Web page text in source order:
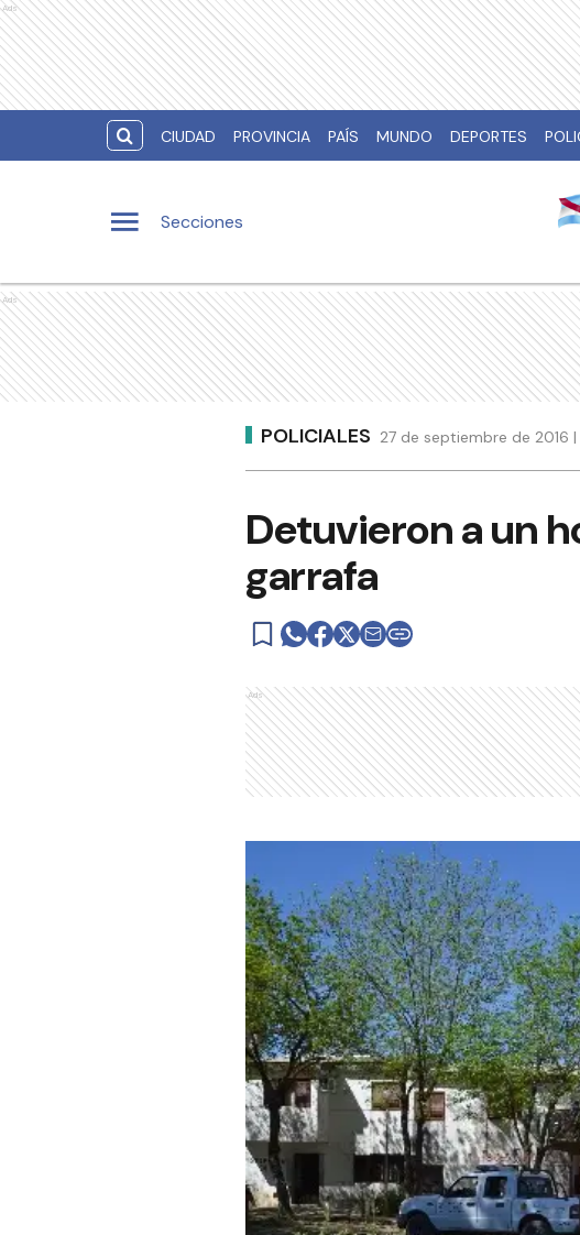
Ads
CIUDAD PROVINCIA PAÍS MUNDO DEPORTES
Secciones
Ads
POLICIALES 27 de septiembre de 2016
Detuvieron a un
garrafa
Ads